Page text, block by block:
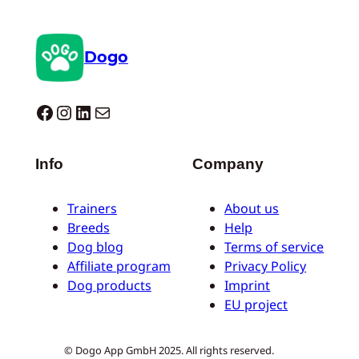
Dogo
Dogo facebook InstagramLinkedIn E-Mail
Info
Trainers
Breeds
Dog blog
Affiliate program
Dog products
Company
About us
Help
Terms of service
Privacy Policy
Imprint
EU project
© Dogo App GmbH 2025. All rights reserved.